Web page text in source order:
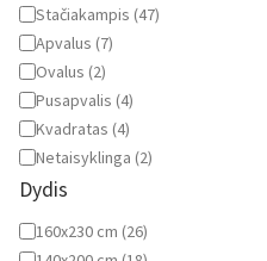
Forma
Stačiakampis (47)
Apvalus (7)
Ovalus (2)
Pusapvalis (4)
Kvadratas (4)
Netaisyklinga (2)
Dydis
Dydis
160x230 cm (26)